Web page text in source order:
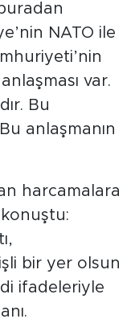
NATO ile
var.
Bu
anlaşmanın
harcamalara
bir yer olsun
ifadeleriyle